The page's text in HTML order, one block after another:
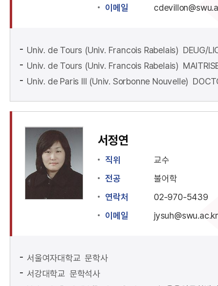
이메일
Univ. de Tours (Univ. Francois Rabelais) DEUG/
Univ. de Tours (Univ. Francois Rabelais)
Univ. de Paris III (Univ. Sorbonne Nouvelle)
서정연
직위
교수
전공
불어학
연락처
02-970-5439
이메일
jysuh@swu.ac.kr
서울여자대학교 문학사
서강대학교 문학석사